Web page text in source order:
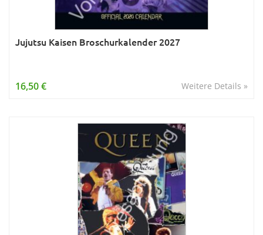
Jujutsu Kaisen Broschurkalender 2027
Weitere Details »
16,50 €